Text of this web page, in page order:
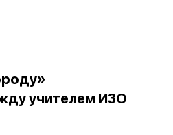
учителем ИЗО